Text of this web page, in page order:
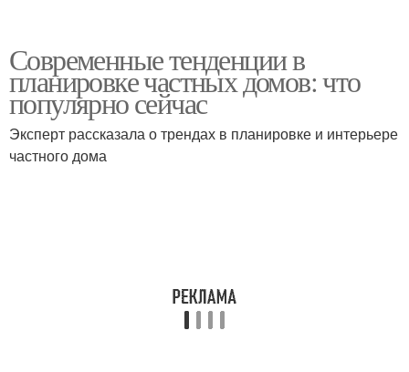
Современные тенденции в
планировке частных домов: что
популярно сейчас
Эксперт рассказала о трендах в планировке и интерьере
частного дома